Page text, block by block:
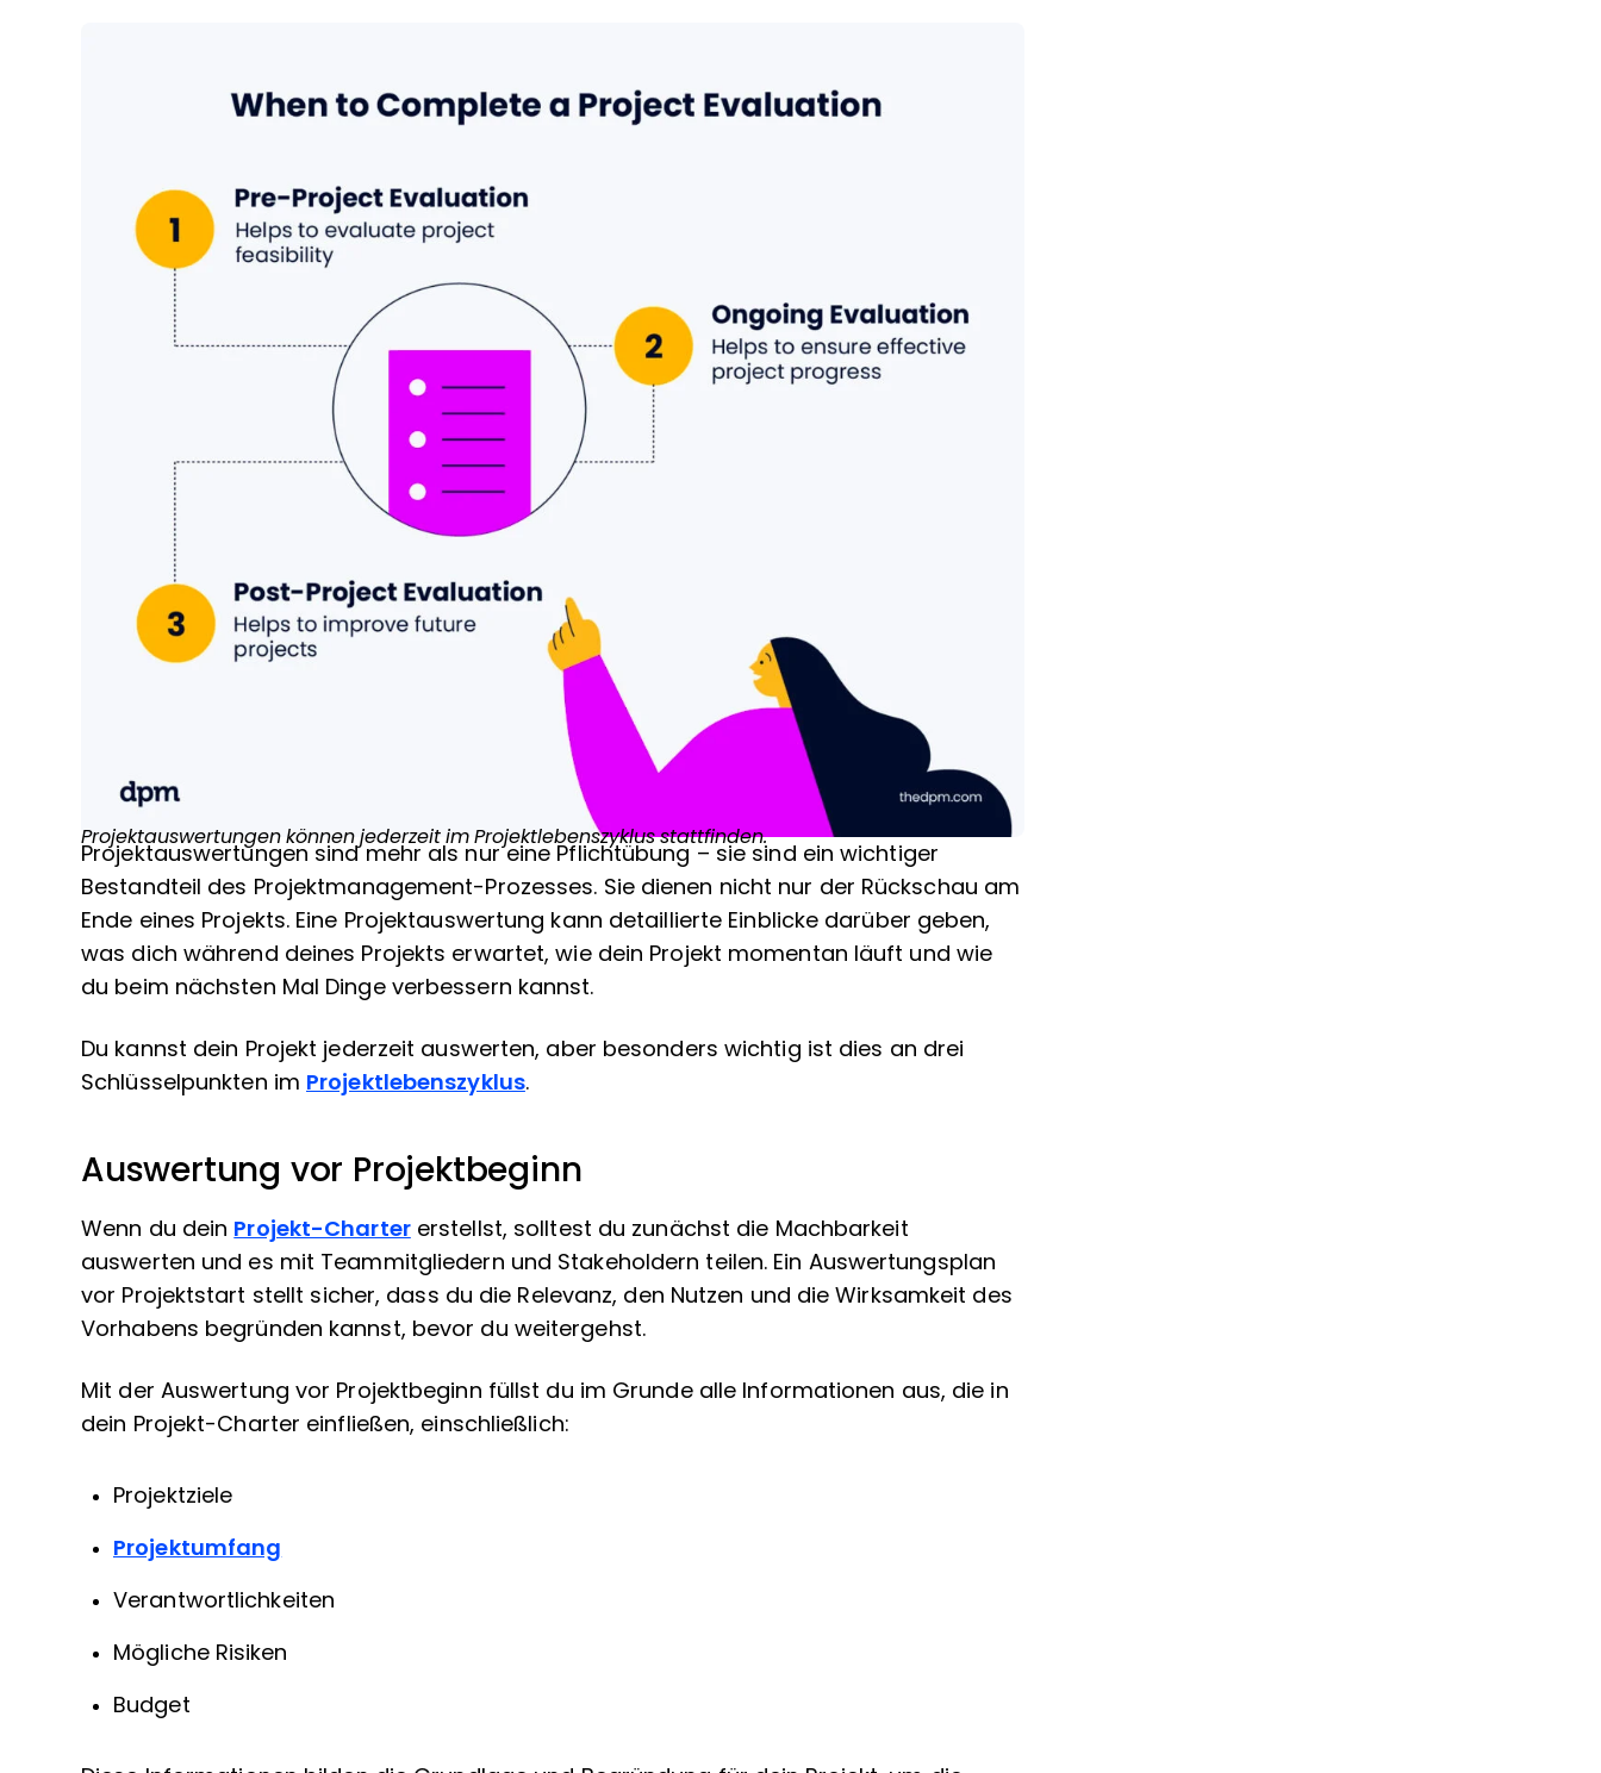
Projektauswertungen können jederzeit im Projektlebenszyklus stattfinden.
Projektauswertungen sind mehr als nur eine Pflichtübung – sie sind ein wichtiger
Bestandteil des Projektmanagement-Prozesses. Sie dienen nicht nur der Rückschau am
Ende eines Projekts. Eine Projektauswertung kann detaillierte Einblicke darüber geben,
was dich während deines Projekts erwartet, wie dein Projekt momentan läuft und wie
du beim nächsten Mal Dinge verbessern kannst.
Du kannst dein Projekt jederzeit auswerten, aber besonders wichtig ist dies an drei
Schlüsselpunkten im Projektlebenszyklus.
Auswertung vor Projektbeginn
Wenn du dein Projekt-Chartererstellst, solltest du zunächst die Machbarkeit
auswerten und es mit Teammitgliedern und Stakeholdern teilen. Ein Auswertungsplan
vor Projektstart stellt sicher, dass du die Relevanz, den Nutzen und die Wirksamkeit des
Vorhabens begründen kannst, bevor du weitergehst.
Mit der Auswertung vor Projektbeginn füllst du im Grunde alle Informationen aus, die in
dein Projekt-Charter einfließen, einschließlich:
Projektziele
Projektumfang
Verantwortlichkeiten
Mögliche Risiken
Budget